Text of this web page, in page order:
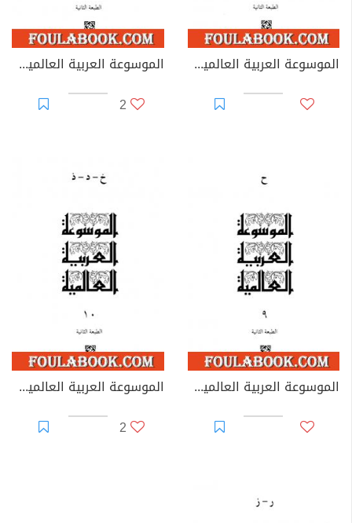
الموسوعة العربية العالمية - المجلد السابع: التعريب - تييرا دل فيوجو
الموسوعة العربية العالمية - المجلد الثامن: ت - ج
2
الموسوعة العربية العالمية - المجلد التاسع: ح
الموسوعة العربية العالمية - المجلد العاشر: خ - د - ذ
2